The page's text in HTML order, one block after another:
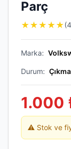
Parç
★ ★ ★ ★ ★
Marka:
Durum: Çıkma
1.000
⚠️ Stok ve